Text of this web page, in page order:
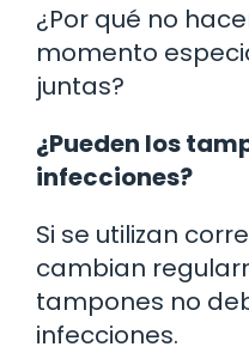
¿Por qué no
momento
juntas?
¿Pueden los
infecciones?
Si se utilizan
cambian
tampones no
infecciones.